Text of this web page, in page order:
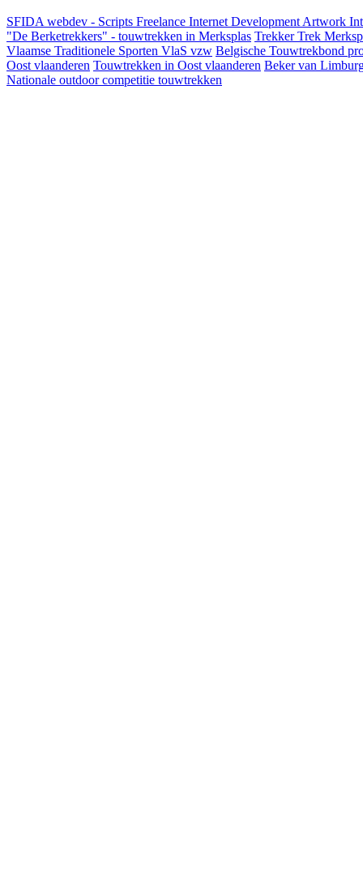
SFIDA webdev - Scripts Freelance Internet Development Artwork
"De Berketrekkers" - touwtrekken in Merksplas Trekker Trek
Vlaamse Traditionele Sporten VlaS vzw Belgische Touwtrekbond
Oost vlaanderen Touwtrekken in Oost vlaanderen Beker van
Nationale outdoor competitie touwtrekken